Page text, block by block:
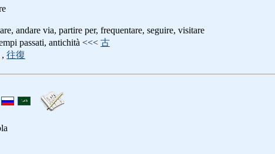
andare via, partire per, frequentare, seguire, visitare
passati, antichità <<< 古
, 往復